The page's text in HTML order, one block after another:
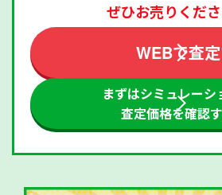
ぜひお売りくださ
WEBで査
まずはシミュレーシ
査定価格を確認